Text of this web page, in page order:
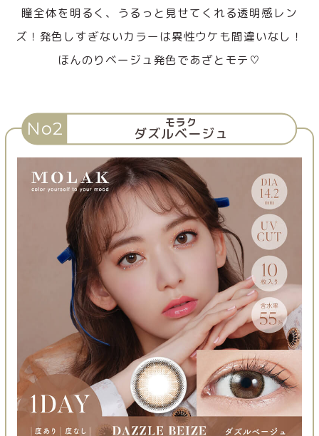
瞳全体を明るく、うるっと見せてくれる透明感レン
ズ！発色しすぎないカラーは異性ウケも間違いなし！
ほんのりベージュ発色であざとモテ♡
No2 モラク
ダズルベージュ